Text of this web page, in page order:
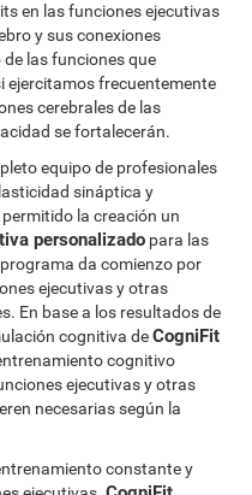
en las funciones ejecutivas
y sus conexiones
las funciones que
ejercitamos frecuentemente
cerebrales de las
se fortalecerán.
equipo de profesionales
sináptica y
la creación un
personalizado para las
da comienzo por
ejecutivas y otras
En base a los resultados de
cognitiva deCogniFit
cognitivo
ejecutivas y otras
necesarias según la
constante y